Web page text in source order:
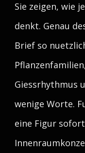
Sie zeigen, wie
denkt. Genau
Brief so
Giessrhythmus
wenige Worte.
eine Figur